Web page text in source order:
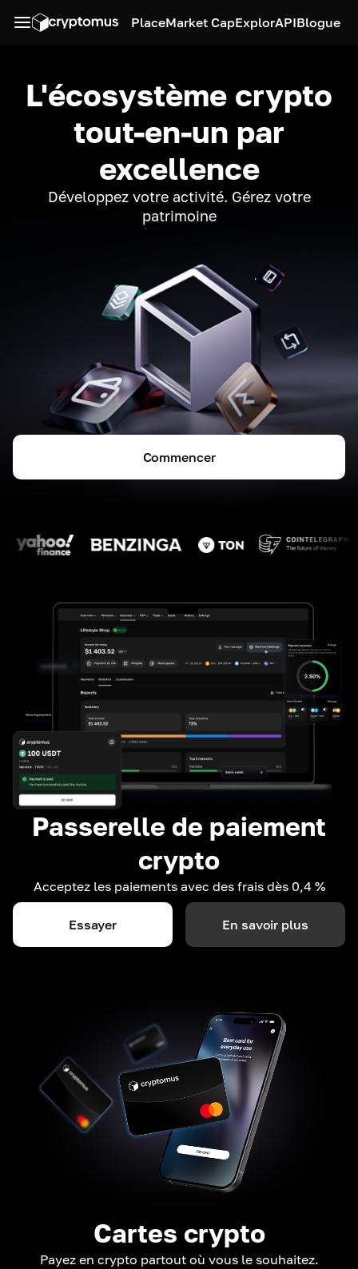
PlaceMarket CapExplorAPIBlogue
L'écosystème crypto
tout-en-un par
excellence
Développez votre activité. Gérez votre
patrimoine
Commencer
Passerelle de paiement
crypto
Acceptez les paiements avec des frais dès 0,4 %
Essayer En savoir plus
Cartes crypto
Payez en crypto partout où vous le souhaitez.